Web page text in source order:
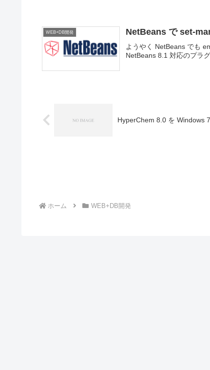
WEB+DB開発 NetBeans で set-
ようやく NetBeans でも
NetBeans 8.1 対応のプラ
HyperChem 8.0 を Windows
ホーム WEB+DB開発